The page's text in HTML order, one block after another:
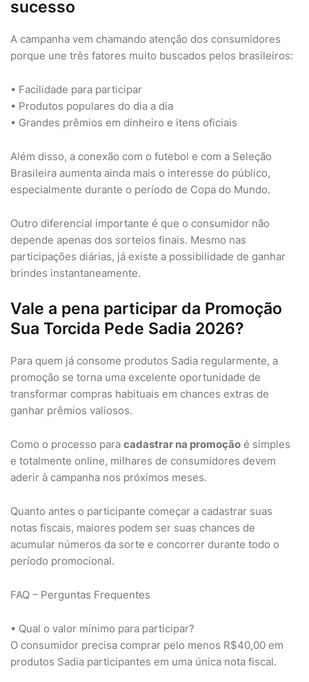
sucesso
A campanha vem chamando atenção dos consumidores
porque une três fatores muito buscados pelos brasileiros:
• Facilidade para participar
• Produtos populares do dia a dia
• Grandes prêmios em dinheiro e itens oficiais
Além disso, a conexão com o futebol e com a Seleção
Brasileira aumenta ainda mais o interesse do público,
especialmente durante o período de Copa do Mundo.
Outro diferencial importante é que o consumidor não
depende apenas dos sorteios finais. Mesmo nas
participações diárias, já existe a possibilidade de ganhar
brindes instantaneamente.
Vale a pena participar da Promoção
Sua Torcida Pede Sadia 2026?
Para quem já consome produtos Sadia regularmente, a
promoção se torna uma excelente oportunidade de
transformar compras habituais em chances extras de
ganhar prêmios valiosos.
Como o processo para cadastrar na promoção é simples
e totalmente online, milhares de consumidores devem
aderir à campanha nos próximos meses.
Quanto antes o participante começar a cadastrar suas
notas fiscais, maiores podem ser suas chances de
acumular números da sorte e concorrer durante todo o
período promocional.
FAQ – Perguntas Frequentes
• Qual o valor mínimo para participar?
O consumidor precisa comprar pelo menos R$40,00 em
produtos Sadia participantes em uma única nota fiscal.